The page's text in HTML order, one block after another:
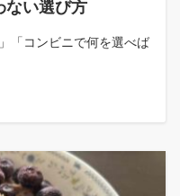
ない選び方
「コンビニで何を選べば